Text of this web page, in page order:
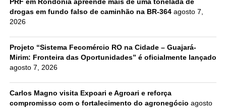
PRF em Rondônia apreende mais de uma tonelada de
drogas em fundo falso de caminhão na BR-364 agosto 7,
2026
Projeto “Sistema Fecomércio RO na Cidade – Guajará-
Mirim: Fronteira das Oportunidades” é oficialmente lançado
agosto 7, 2026
Carlos Magno visita Expoari e Agroari e reforça
compromisso com o fortalecimento do agronegócio agosto